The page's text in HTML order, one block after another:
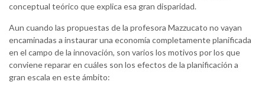
conceptual teórico que explica esa gran disparidad.
Aun cuando las propuestas de la profesora Mazzucato no vayan
encaminadas a instaurar una economía completamente planificada
en el campo de la innovación, son varios los motivos por los que
conviene reparar en cuáles son los efectos de la planificación a
gran escala en este ámbito: